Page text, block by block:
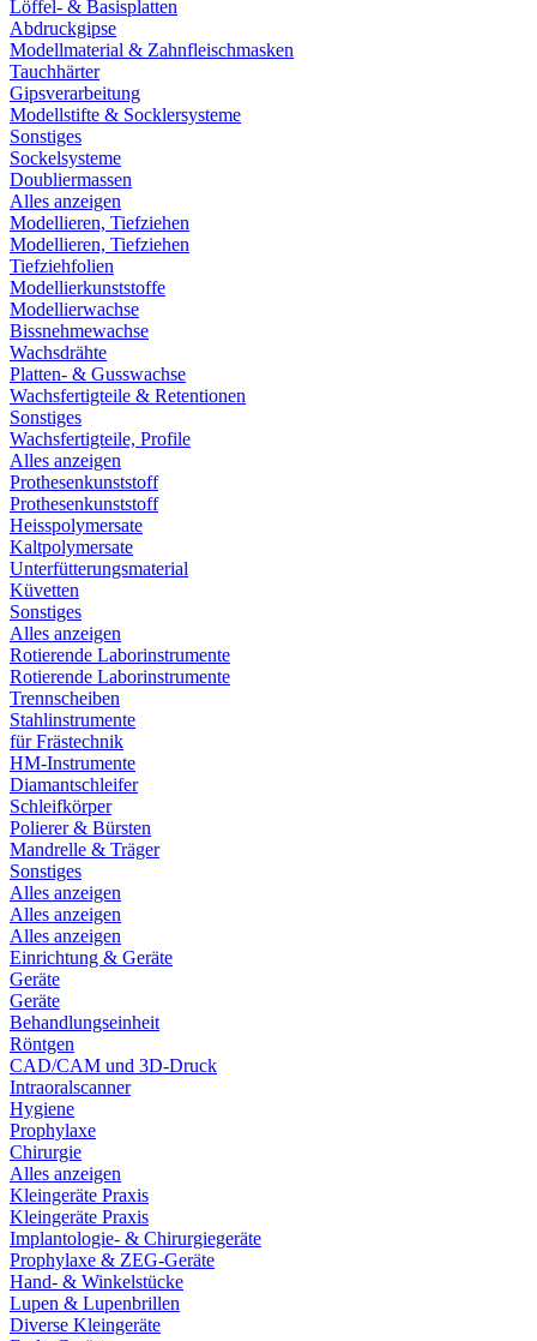
Löffel- & Basisplatten
Abdruckgipse
Modellmaterial & Zahnfleischmasken
Tauchhärter
Gipsverarbeitung
Modellstifte & Socklersysteme
Sonstiges
Sockelsysteme
Doubliermassen
Alles anzeigen
Modellieren, Tiefziehen
Modellieren, Tiefziehen
Tiefziehfolien
Modellierkunststoffe
Modellierwachse
Bissnehmewachse
Wachsdrähte
Platten- & Gusswachse
Wachsfertigteile & Retentionen
Sonstiges
Wachsfertigteile, Profile
Alles anzeigen
Prothesenkunststoff
Prothesenkunststoff
Heisspolymersate
Kaltpolymersate
Unterfütterungsmaterial
Küvetten
Sonstiges
Alles anzeigen
Rotierende Laborinstrumente
Rotierende Laborinstrumente
Trennscheiben
Stahlinstrumente
für Frästechnik
HM-Instrumente
Diamantschleifer
Schleifkörper
Polierer & Bürsten
Mandrelle & Träger
Sonstiges
Alles anzeigen
Alles anzeigen
Alles anzeigen
Einrichtung & Geräte
Geräte
Geräte
Behandlungseinheit
Röntgen
CAD/CAM und 3D-Druck
Intraoralscanner
Hygiene
Prophylaxe
Chirurgie
Alles anzeigen
Kleingeräte Praxis
Kleingeräte Praxis
Implantologie- & Chirurgiegeräte
Prophylaxe & ZEG-Geräte
Hand- & Winkelstücke
Lupen & Lupenbrillen
Diverse Kleingeräte